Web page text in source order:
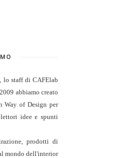
lo staff di CAFElab
abbiamo creato
Way of Design per
idee e spunti
prodotti di
mondo dell'interior